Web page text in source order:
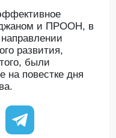
и ПРООН, в
развития,
были
на повестке дня